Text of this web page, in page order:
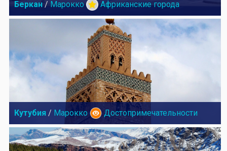
Беркан / Марокко Африканские города
Кутубия / Марокко Достопримечательности